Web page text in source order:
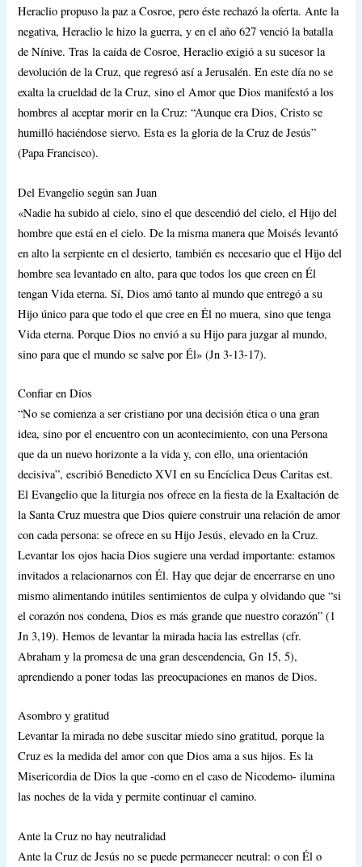
Heraclio propuso la paz a Cosroe, pero éste rechazó la oferta. Ante la
negativa, Heraclio le hizo la guerra, y en el año 627 venció la batalla
de Nínive. Tras la caída de Cosroe, Heraclio exigió a su sucesor la
devolución de la Cruz, que regresó así a Jerusalén. En este día no se
exalta la crueldad de la Cruz, sino el Amor que Dios manifestó a los
hombres al aceptar morir en la Cruz: “Aunque era Dios, Cristo se
humilló haciéndose siervo. Esta es la gloria de la Cruz de Jesús”
(Papa Francisco).
Del Evangelio según san Juan
«Nadie ha subido al cielo, sino el que descendió del cielo, el Hijo del
hombre que está en el cielo. De la misma manera que Moisés levantó
en alto la serpiente en el desierto, también es necesario que el Hijo del
hombre sea levantado en alto, para que todos los que creen en Él
tengan Vida eterna. Sí, Dios amó tanto al mundo que entregó a su
Hijo único para que todo el que cree en Él no muera, sino que tenga
Vida eterna. Porque Dios no envió a su Hijo para juzgar al mundo,
sino para que el mundo se salve por Él» (Jn 3-13-17).
Confiar en Dios
“No se comienza a ser cristiano por una decisión ética o una gran
idea, sino por el encuentro con un acontecimiento, con una Persona
que da un nuevo horizonte a la vida y, con ello, una orientación
decisiva”, escribió Benedicto XVI en su Encíclica Deus Caritas est.
El Evangelio que la liturgia nos ofrece en la fiesta de la Exaltación de
la Santa Cruz muestra que Dios quiere construir una relación de amor
con cada persona: se ofrece en su Hijo Jesús, elevado en la Cruz.
Levantar los ojos hacia Dios sugiere una verdad importante: estamos
invitados a relacionarnos con Él. Hay que dejar de encerrarse en uno
mismo alimentando inútiles sentimientos de culpa y olvidando que “si
el corazón nos condena, Dios es más grande que nuestro corazón” (1
Jn 3,19). Hemos de levantar la mirada hacia las estrellas (cfr.
Abraham y la promesa de una gran descendencia, Gn 15, 5),
aprendiendo a poner todas las preocupaciones en manos de Dios.
Asombro y gratitud
Levantar la mirada no debe suscitar miedo sino gratitud, porque la
Cruz es la medida del amor con que Dios ama a sus hijos. Es la
Misericordia de Dios la que -como en el caso de Nicodemo- ilumina
las noches de la vida y permite continuar el camino.
Ante la Cruz no hay neutralidad
Ante la Cruz de Jesús no se puede permanecer neutral: o con Él o